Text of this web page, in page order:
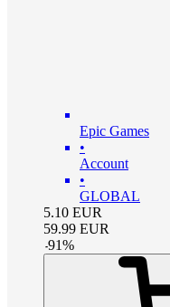
Epic Games
•
Account
•
GLOBAL
5.10 EUR
59.99 EUR
-91%